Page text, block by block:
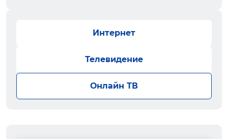
Интернет
Телевидение
Онлайн ТВ